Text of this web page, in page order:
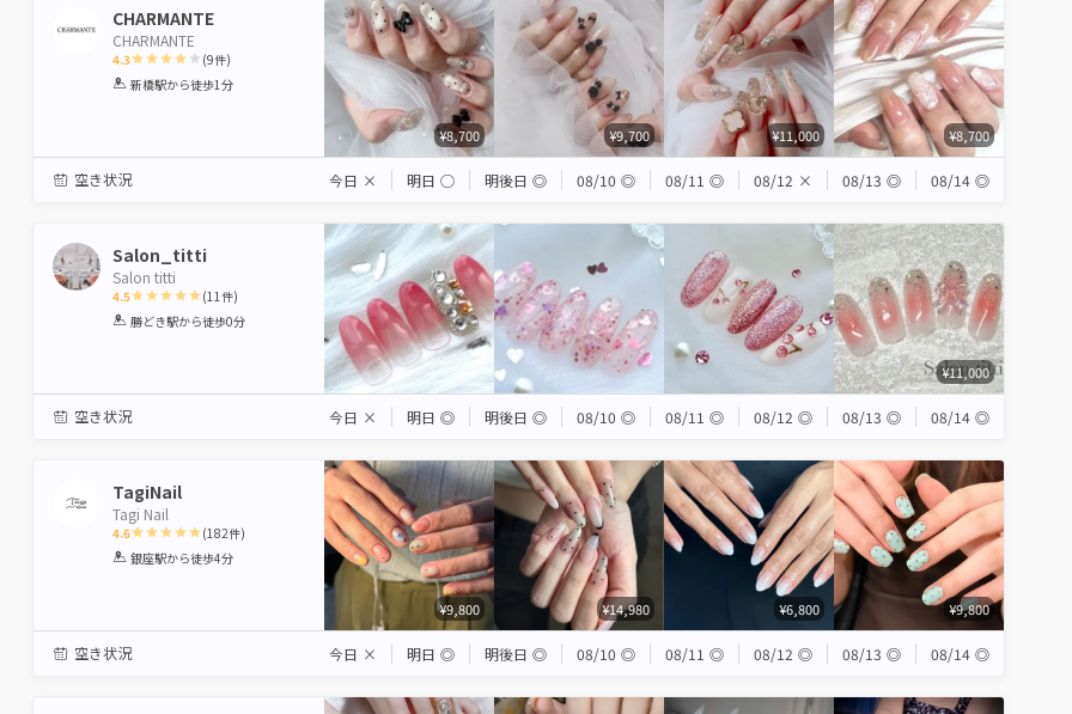
CHARMANTE
CHARMANTE
4.3
1 2 3 4 5
(9件)
新橋駅から徒歩1分
¥8,700 ¥9,700 ¥11,000 ¥8,700
空き状況 今日 × 明日 ◯ 明後日 ◎ 08/10 ◎ 08/11 ◎ 08/12 × 08/13 ◎ 08/14 ◎
Salon_titti
Salon titti
4.5
1 2 3 4 5
(11 件)
勝どき駅から徒歩0分
¥11,000
空き状況 今日 × 明日 ◎ 明後日 ◎ 08/10 ◎ 08/11 ◎ 08/12 ◎ 08/13 ◎ 08/14 ◎
TagiNail
Tagi Nail
4.6
1 2 3 4 5
(182件)
銀座駅から徒歩4分
¥9,800 ¥14,980 ¥6,800 ¥9,800
空き状況 今日 × 明日 ◎ 明後日 ◎ 08/10 ◎ 08/11 ◎ 08/12 ◎ 08/13 ◎ 08/14 ◎